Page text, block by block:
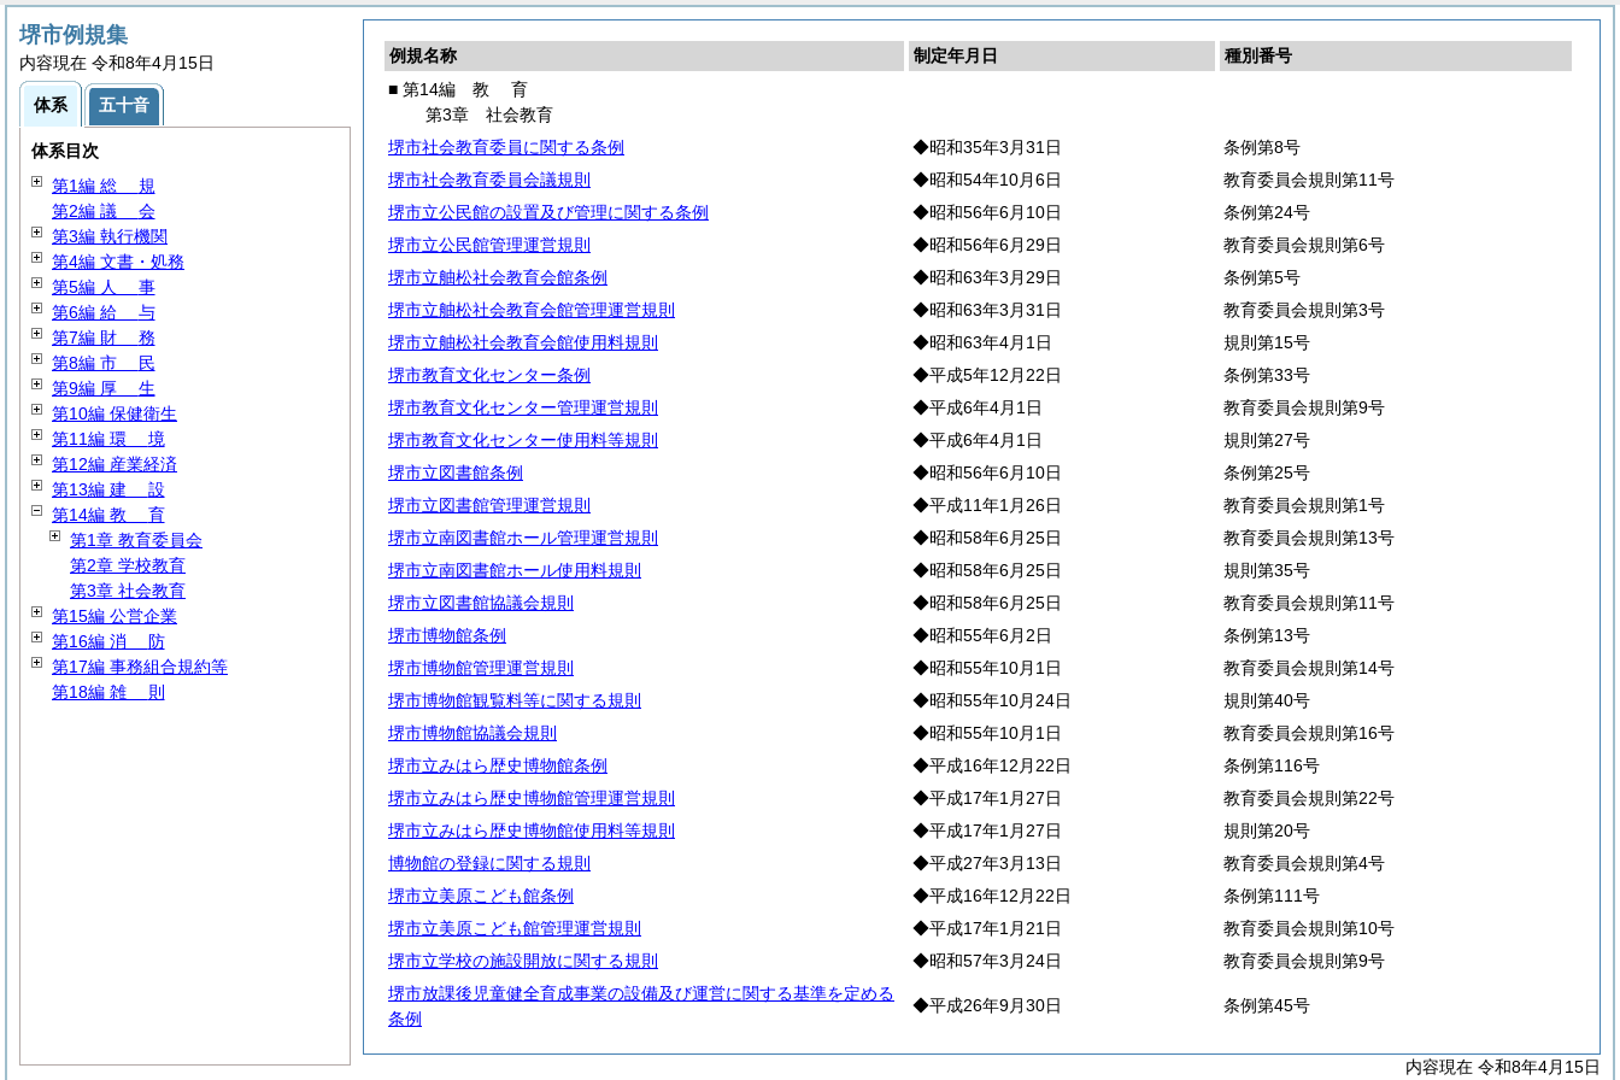
例規名称 制定年月日
種別番号
■ 第14編 教 育
第3章 社会教育
堺市社会教育委員に関する条例
◆昭和35年3月31日
条例第8号
堺市社会教育委員会議規則
◆昭和54年10月6日
教育委員会規則第11号
堺市立公民館の設置及び管理に関する条例
◆昭和56年6月10日
条例第24号
堺市立公民館管理運営規則
◆昭和56年6月29日
教育委員会規則第6号
堺市立舳松社会教育会館条例
◆昭和63年3月29日
条例第5号
堺市立舳松社会教育会館管理運営規則
◆昭和63年3月31日
教育委員会規則第3号
堺市立舳松社会教育会館使用料規則
◆昭和63年4月1日
規則第15号
堺市教育文化センター条例
◆平成5年12月22日
条例第33号
堺市教育文化センター管理運営規則
◆平成6年4月1日
教育委員会規則第9号
堺市教育文化センター使用料等規則
◆平成6年4月1日
規則第27号
堺市立図書館条例
◆昭和56年6月10日
条例第25号
堺市立図書館管理運営規則
◆平成11年1月26日
教育委員会規則第1号
堺市立南図書館ホール管理運営規則
◆昭和58年6月25日
教育委員会規則第13号
堺市立南図書館ホール使用料規則
◆昭和58年6月25日
規則第35号
堺市立図書館協議会規則
◆昭和58年6月25日
教育委員会規則第11号
堺市博物館条例
◆昭和55年6月2日
条例第13号
堺市博物館管理運営規則
◆昭和55年10月1日
教育委員会規則第14号
堺市博物館観覧料等に関する規則
◆昭和55年10月24日
規則第40号
堺市博物館協議会規則
◆昭和55年10月1日
教育委員会規則第16号
堺市立みはら歴史博物館条例
◆平成16年12月22日
条例第116号
堺市立みはら歴史博物館管理運営規則
◆平成17年1月27日
教育委員会規則第22号
堺市立みはら歴史博物館使用料等規則
◆平成17年1月27日
規則第20号
博物館の登録に関する規則
◆平成27年3月13日
教育委員会規則第4号
堺市立美原こども館条例
◆平成16年12月22日
条例第111号
堺市立美原こども館管理運営規則
◆平成17年1月21日
教育委員会規則第10号
堺市立学校の施設開放に関する規則
◆昭和57年3月24日
教育委員会規則第9号
堺市放課後児童健全育成事業の設備及び運営に関する基準を定める
条例
◆平成26年9月30日 条例第45号
内容現在 令和8年4月15日
堺市例規集
内容現在 令和8年4月15日
体系 五十音
体系目次
第1編 総 規
第2編 議 会
第3編 執行機関
第4編 文書・処務
第5編 人 事
第6編 給 与
第7編 財 務
第8編 市
民
第9編 厚 生
第10編 保健衛生
第11編 環 境
第12編 産業経済
第13編 建 設
第14編 教 育
第1章 教育委員会
第2章 学校教育
第3章 社会教育
第15編 公営企業
第16編 消 防
第17編 事務組合規約等
第18編 雑 則